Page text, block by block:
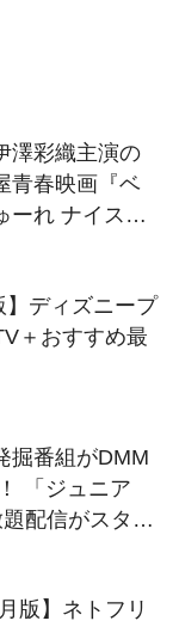
澤彩織主演の
青春映画『ベ
ーれ ナイスデ
】ディズニープ
＋おすすめ最
掘番組がDMM
配信がスター
版】ネトフリ